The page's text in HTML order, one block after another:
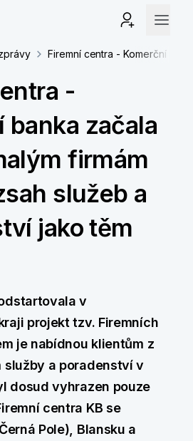
Firemní centra - Komerční
-
banka začala
firmám
služeb a
jako těm
v
projekt tzv. Firemních
je nabídnou klientům z
a poradenství v
dosud vyhrazen pouze
centra KB se
Pole), Blansku a